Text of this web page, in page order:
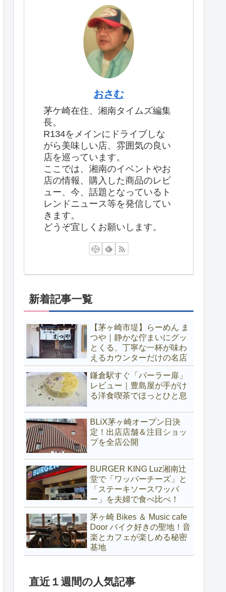
おさむ
茅ケ崎在住、湘南タイムズ編集
長。
R134をメインにドライブしな
がら美味しい店、雰囲気の良い
店を巡っています。
ここでは、湘南のイベントやお
店の情報、購入した商品のレビ
ュー、今、話題となっているト
レンドニュース等を発信してい
きます。
どうぞ宜しくお願いします。
新着記事一覧
【茅ヶ崎市堤】らーめん ま
つや｜静かな佇まいにグッ
とくる、丁寧な一杯が味わ
えるカウンターだけの名店
鎌倉駅すぐ「パーラー扉」
レビュー｜豊島屋が手がけ
る洋食喫茶でほっとひと息
BLiX茅ヶ崎オープン日決
定！出店店舗＆注目ショッ
プを全店公開
BURGER KING Luz湘南辻
堂で「ワッパーチーズ」と
「ステーキソースワッパ
ー」を夫婦で食べ比べ！
茅ヶ崎 Bikes ＆ Music cafe
Door バイク好きの聖地！音
楽とカフェが楽しめる秘密
基地
直近１週間の人気記事